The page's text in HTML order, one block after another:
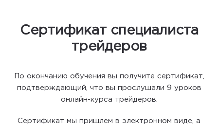
Сертификат специалиста
трейдеров
По окончанию обучения вы получите сертификат,
подтверждающий, что вы прослушали 9 уроков
онлайн-курса трейдеров.
Сертификат мы пришлем в электронном виде, а